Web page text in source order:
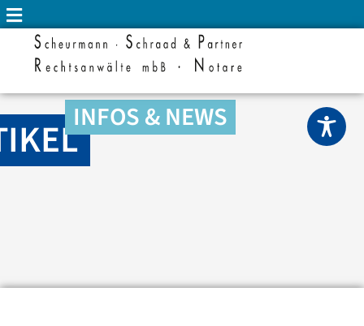
INFOS & NEWS